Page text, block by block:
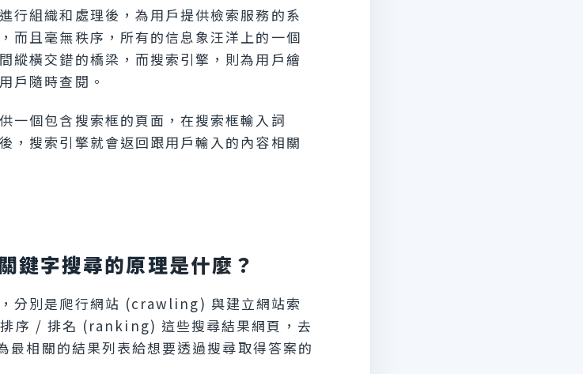
行組織和處理後，為用戶提供檢索服務的系
而且毫無秩序，所有的信息象汪洋上的一個
縱橫交錯的橋梁，而搜索引擎，則為用戶繪
戶隨時查閱。
一個包含搜索框的頁面，在搜索框輸入詞
，搜索引擎就會返回跟用戶輸入的內容相關
鍵字搜尋的原理是什麼？
分別是爬行網站 (crawling) 與建立網站索
序 / 排名 (ranking) 這些搜尋結果網頁，去
最相關的結果列表給想要透過搜尋取得答案的